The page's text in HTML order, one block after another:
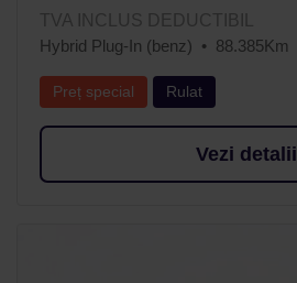
TVA INCLUS DEDUCTIBIL
Hybrid Plug-In (benz)
88.385Km
Preț special Rulat
Vezi detalii